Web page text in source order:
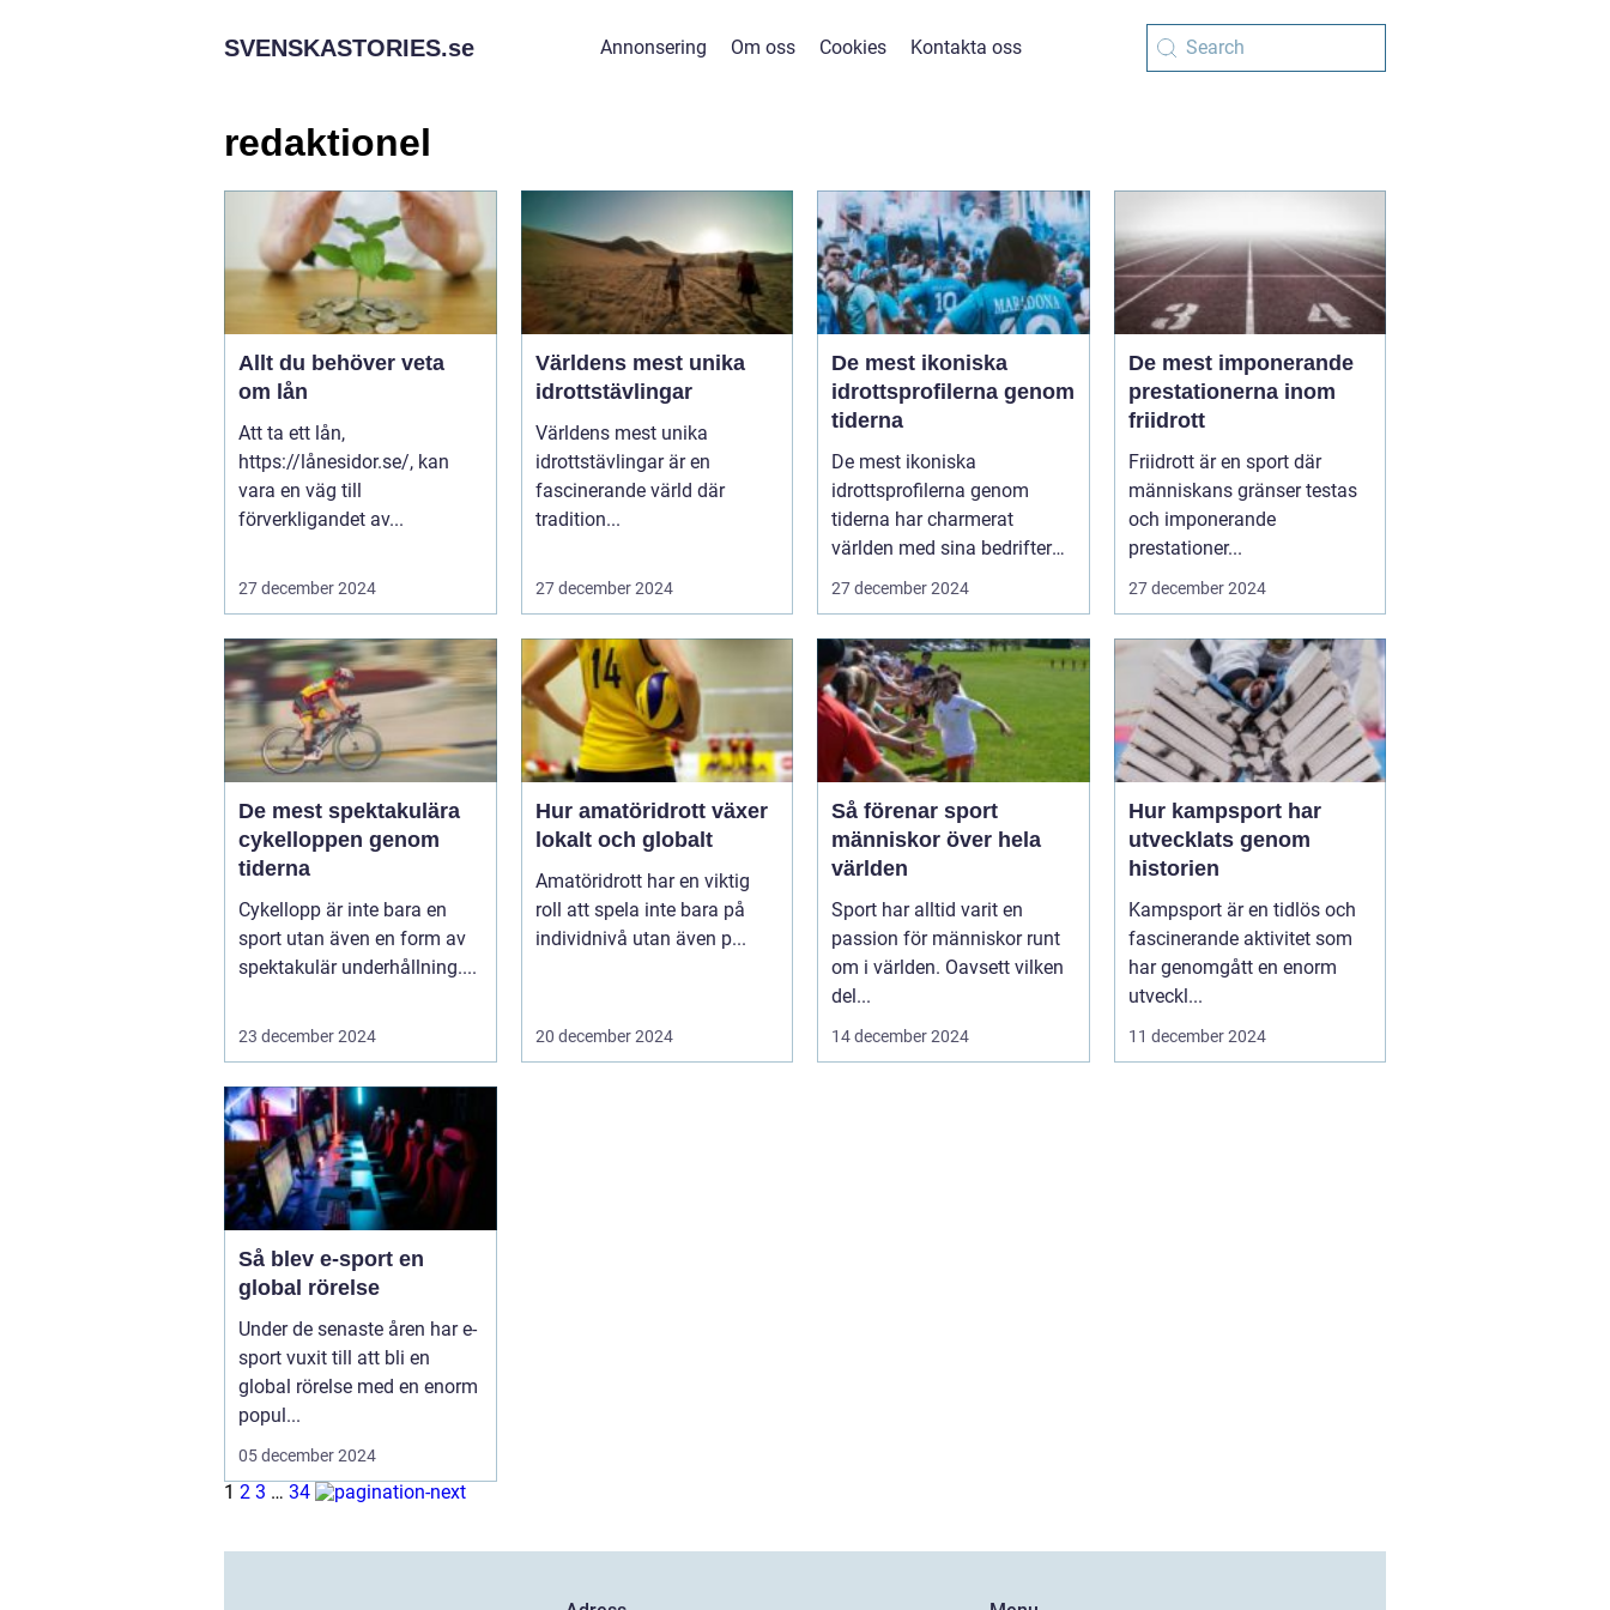
SVENSKASTORIES.se Annonsering Om oss Cookies Kontakta oss
redaktionel
Allt du behöver veta
om lån
Att ta ett lån,
https://lånesidor.se/, kan
vara en väg till
förverkligandet av...
27 december 2024
Världens mest unika
idrottstävlingar
Världens mest unika
idrottstävlingar är en
fascinerande värld där
tradition...
27 december 2024
De mest ikoniska
idrottsprofilerna genom
tiderna
De mest ikoniska
idrottsprofilerna genom
tiderna har charmerat
världen med sina bedrifter
och p...
27 december 2024
De mest imponerande
prestationerna inom
friidrott
Friidrott är en sport där
människans gränser testas
och imponerande
prestationer...
27 december 2024
De mest spektakulära
cykelloppen genom
tiderna
Cykellopp är inte bara en
sport utan även en form av
spektakulär underhållning....
23 december 2024
Hur amatöridrott växer
lokalt och globalt
Amatöridrott har en viktig
roll att spela inte bara på
individnivå utan även p...
20 december 2024
Så förenar sport
människor över hela
världen
Sport har alltid varit en
passion för människor runt
om i världen. Oavsett vilken
del...
14 december 2024
Hur kampsport har
utvecklats genom
historien
Kampsport är en tidlös och
fascinerande aktivitet som
har genomgått en enorm
utveckl...
11 december 2024
Så blev e-sport en
global rörelse
Under de senaste åren har e-
sport vuxit till att bli en
global rörelse med en enorm
popul...
05 december 2024
1 2 3 … 34